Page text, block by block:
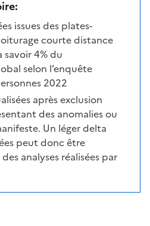
issues des plates-
courte distance
4% du
selon l’enquête
2022
après exclusion
des anomalies ou
Un léger delta
peut donc être
analyses réalisées par